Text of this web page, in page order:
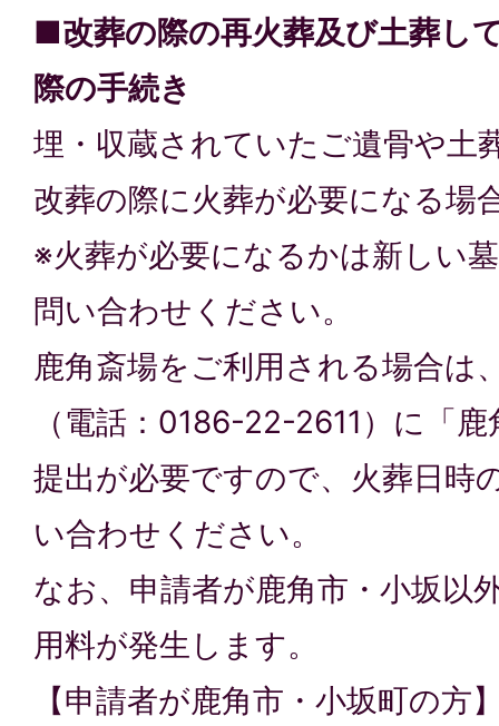
■改葬の際の再火葬及び土葬し
際の手続き
埋・収蔵されていたご遺骨や土
改葬の際に火葬が必要になる場
※火葬が必要になるかは新しい
問い合わせください。
鹿角斎場をご利用される場合は
（電話：0186-22-2611）に「
提出が必要ですので、火葬日時
い合わせください。
なお、申請者が鹿角市・小坂以
用料が発生します。
【申請者が鹿角市・小坂町の方